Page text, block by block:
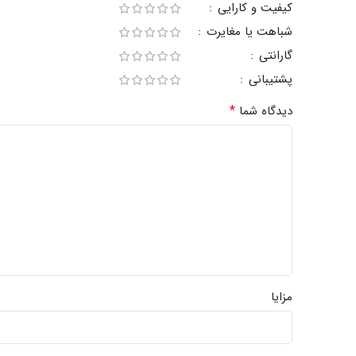
کیفیت و کارایی
شباهت یا مغایرت
گارانتی
پشتیبانی
دیدگاه شما *
مزایا